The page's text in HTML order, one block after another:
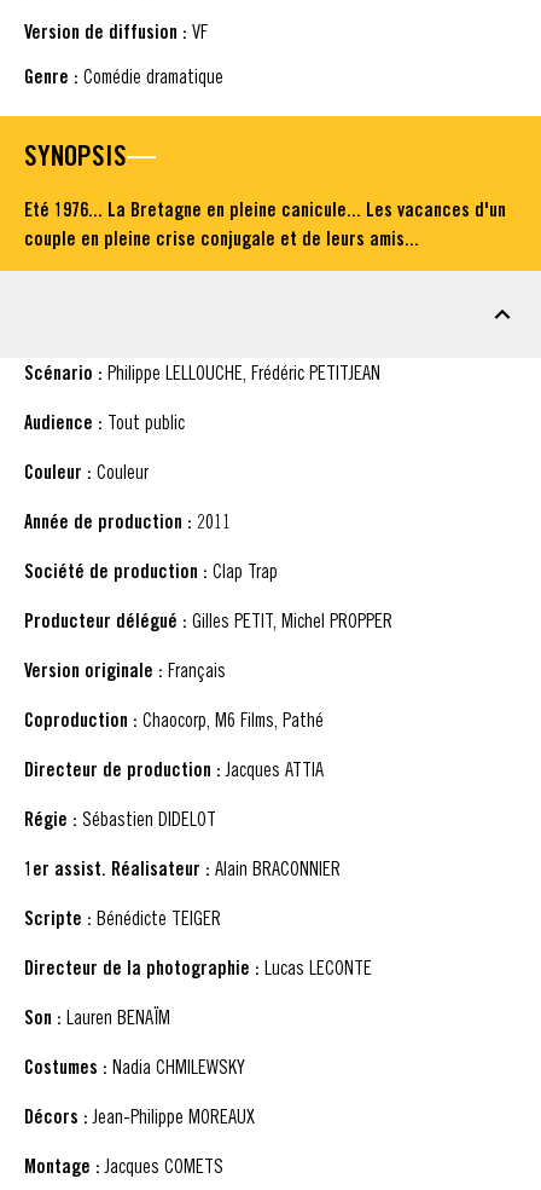
Version de diffusion : VF
Genre : Comédie dramatique
SYNOPSIS
Eté 1976... La Bretagne en pleine canicule... Les vacances d'un
couple en pleine crise conjugale et de leurs amis...
Scénario : Philippe LELLOUCHE, Frédéric PETITJEAN
Audience : Tout public
Couleur : Couleur
Année de production : 2011
Société de production : Clap Trap
Producteur délégué : Gilles PETIT, Michel PROPPER
Version originale : Français
Coproduction : Chaocorp, M6 Films, Pathé
Directeur de production : Jacques ATTIA
Régie : Sébastien DIDELOT
1er assist. Réalisateur : Alain BRACONNIER
Scripte : Bénédicte TEIGER
Directeur de la photographie : Lucas LECONTE
Son : Lauren BENAÏM
Costumes : Nadia CHMILEWSKY
Décors : Jean-Philippe MOREAUX
Montage : Jacques COMETS